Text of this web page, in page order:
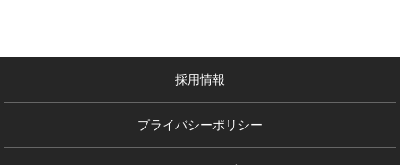
採用情報
プライバシーポリシー